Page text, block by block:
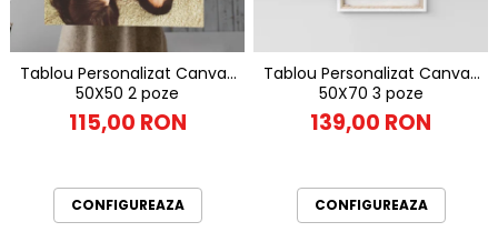
Tablou Personalizat Canvas
50X50 2 poze
115,00 RON
CONFIGUREAZA
Tablou Personalizat Canvas
50X70 3 poze
139,00 RON
CONFIGUREAZA